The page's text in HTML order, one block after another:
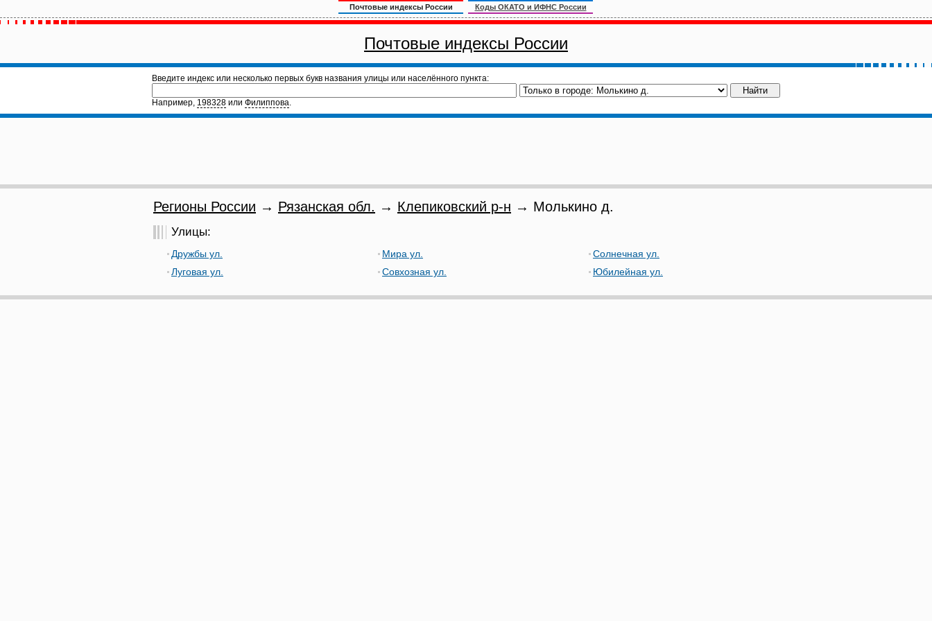
Почтовые индексы России Коды ОКАТО и ИФНС России
Почтовые индексы России
Введите индекс или несколько первых букв названия улицы или населённого пункта:
Например, 198328 или Филиппова.
Регионы России → Рязанская обл. → Клепиковский р-н → Молькино д.
Улицы:
Дружбы ул.
Луговая ул.
Мира ул.
Совхозная ул.
Солнечная ул.
Юбилейная ул.